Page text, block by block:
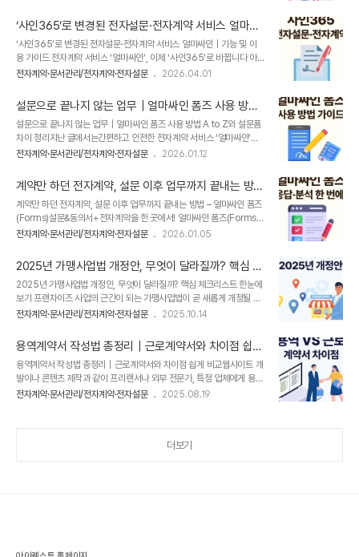
아니라, 계..
서명이 된다”는 이유만으로 서비스를 선택하면 실제 운영 과정에서 예상
치 못한 문제가 생길 수 있습니다.​계약 데이터는 안전하게 관리되는지 법
적 효력은 제대로 보장되는지 실제 업무 효율까지 좋아지는지 ​이 부분을
충분히 확인하지 않으면 오히려 관리 포인트만 늘어날 수도 있습니다.​그
래서 오늘은 전자계약 도입 전 놓치기 쉬운 핵심 체크 포인트와 함께, 전
과까지 함께 정리해..
‘사인365’로 변경된 전자설문·전자계약 서비스 얼마싸
인｜기능 및 이용 가이드
‘사인365’로 변경된 전자설문·전자계약 서비스 얼마싸인｜기능 및 이
용 가이드 전자계약 서비스 ‘얼마싸인’, 이제 ‘사인365’로 바뀝니다 아
이퀘스트의 전자계약 서비스 ‘얼마싸인’이 ‘사인365’로 브랜드명이 변
건가요?" 궁금해 하실 수 있는데요.​결론부터 말씀드리면👉 이름만 바뀌
고, 전자설문·전자계약 서비스 기능과 데이터는 그대로 유지됩니다.​​​ 왜
‘사인365’로 변경되었을까요? ‘사인365’라는 브랜드 네이밍에는‘언제
어디서나 계약과 설문이 가능한 서비스’라는 의미가 담겨 있습니다.​기능
은 그대로, 사용 방식도 그대로전자계약서 작성 및 전송모바일·PC 어디
해 ..
전자계약·문서관리/전자계약·전자설문 2026.04.01
설문으로 끝나지 않는 업무｜얼마싸인 폼즈 사용 방법
A to Z와 설문폼 차이 정리
설문으로 끝나지 않는 업무｜얼마싸인 폼즈 사용 방법 A to Z와 설문폼
차이 정리지난 글에서는간편하고 안전한 전자계약 서비스 ‘얼마싸인’에
새롭게 추가된 기능,‘얼마싸인 폼즈(Forms)’를 간단히 소개해 드렸는데
싸인 폼즈 사용 방법▶ 타사 설문폼(G*폼·M*폼)과의 차이점을 중심으
로 보다 구체적으로 정리해 드리겠습니다. 설문부터 신청서까지, 간단하
게 만들고 결과를 빠르게 확인하세요! 얼마싸인 폼즈(Forms)얼마싸인
폼즈(Forms)는설문부터 동의서·신청서 등 업무에 필요한 각종 문서를
‘설문 형태’로 수집한 뒤,응답·분석까지 빠르게 확인할 수 있는 설문 도구
전자계약·문서관리/전자계약·전자설문 2026.01.12
계약만 하던 전자계약, 설문 이후 업무까지 끝내는 방법
– 얼마싸인 폼즈(Forms)
계약만 하던 전자계약, 설문 이후 업무까지 끝내는 방법 – 얼마싸인 폼즈
(Forms)설문&동의서+전자계약을 한 곳에서! 얼마싸인 폼즈(Forms)
간편하고 안전한 전자계약 서비스 ​'얼마싸인'에 새로운 기능이 추가되었
자계약뿐만 아니라 설문지와 동의서 등이 필요할 때, 별도의 온라인 양식
도구에 접속할 필요 없이 얼마싸인에 로그인만 하면 됩니다. ​‘폼즈
(Forms)’를 통해 설문조사, 신청서, 동의서 등 다양한 양식을 손쉽게 제
작할 수 있으며, 수집된 데이터를 기반으로 실시간 분석을 통해 유의미한
인사이트를 확보하고 의사 결정을 내릴 수 있습니다. 응답+분석까지 한
전자계약·문서관리/전자계약·전자설문 2026.01.05
2025년 가맹사업법 개정안, 무엇이 달라질까? 핵심 체
크리스트 한눈에 보기
2025년 가맹사업법 개정안, 무엇이 달라질까? 핵심 체크리스트 한눈에
보기 프랜차이즈 사업의 근간이 되는 가맹사업법이 곧 새롭게 개정될 예
정입니다. 최근 프랜차이즈 업계에서 가맹점주 권리 보호를 위한 목소리
이즈 본사 입장에서는 법이 하나 바뀌면 챙겨할 게 많아지죠. 특히 이번
개정안은 정보공개서 내용 강화, 서류 교부 방식 개선 등 프랜차이즈 본
사의 투명성을 높이고 가맹점주를 보호하는 데 초점을 맞추고 있어요.​새
로운 법령에 맞춰 미리 준비한다면, 불필요한 법적 리스크를 줄이고 투명
하고 건전한 프랜차이즈 시스템을 갖춘 기업으로 인정받아 더 많은 예비
전자계약·문서관리/전자계약·전자설문 2025.10.14
용역계약서 작성법 총정리｜근로계약서와 차이점 쉽게
비교
용역계약서 작성법 총정리｜근로계약서와 차이점 쉽게 비교웹사이트 개
발이나 콘텐츠 제작과 같이 프리랜서나 외부 전문가, 특정 업체에게 용역
프로젝트를 위탁할 때는 용역계약서를 작성해야 해요.​그런데 용역계약서
약서 모두 ‘일을 맡기고 대가를 지급한다’는 공통점이 있지만, 법적 성격
전자계약·문서관리/전자계약·전자설문 2025.08.19
더보기